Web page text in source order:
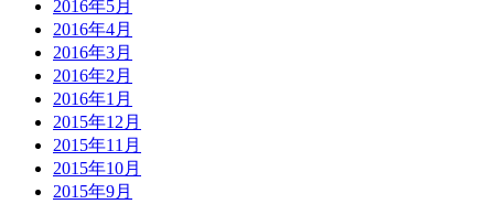
2016年5月
2016年4月
2016年3月
2016年2月
2016年1月
2015年12月
2015年11月
2015年10月
2015年9月